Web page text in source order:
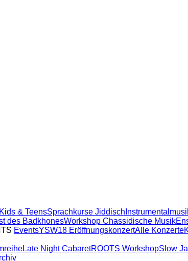
Kids & TeensSprachkurse Jiddisch
des BadkhonesWorkshop Chassidische Musik
EventsYSW18 EröffnungskonzertAlle Konzerte
Late Night CabaretROOTS WorkshopSlow